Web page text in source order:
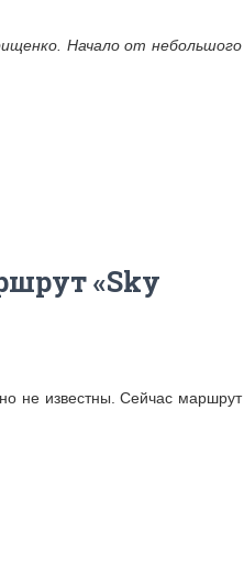
Начало от небольшого
«Sky
не известны. Сейчас маршрут